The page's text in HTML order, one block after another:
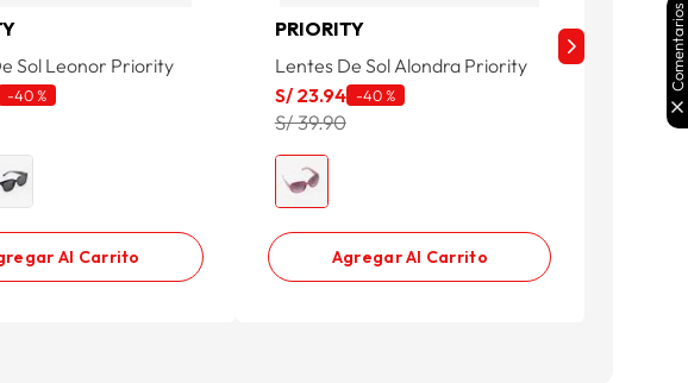
Sol Leonor Priority
-40 %
Al Carrito
PRIORITY
Lentes De Sol Alondra Priority
S/ 23.94 -40 %
S/ 39.90
Agregar Al Carrito
LAX
.91
Comentarios